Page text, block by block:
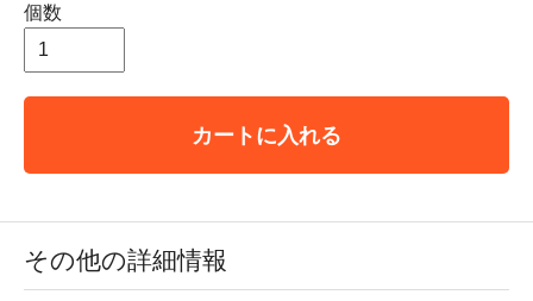
個数
カートに入れる
その他の詳細情報